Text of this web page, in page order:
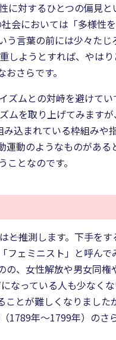
に対するひとつの偏見と
会においては「多様性
う言葉の前には少々たじ
しようとすれば、やは
さらです。
ズムとの対峙を避けてい
ムを取り上げてみます
込まれている枠組みや
運動のようなものがある
となのです。
と推測します。下手を
ェミニスト」と呼んで
の、女性解放や男女同権
なっている人も少なく
ことが難しくなりました
1789年～1799年）のさ